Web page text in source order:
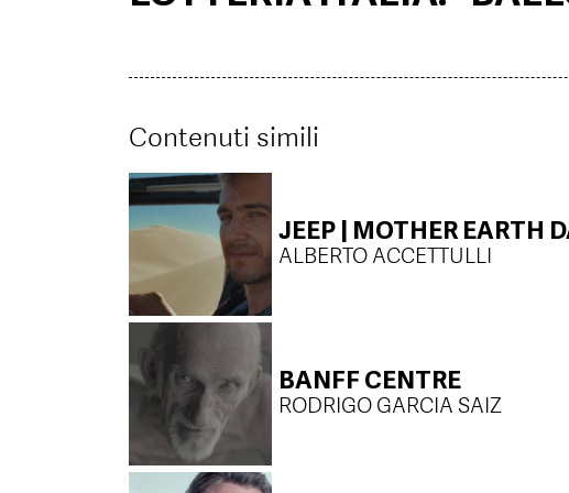
Contenuti simili
JEEP | MOTHER EARTH
ALBERTO ACCETTULLI
BANFF CENTRE
RODRIGO GARCIA SAIZ